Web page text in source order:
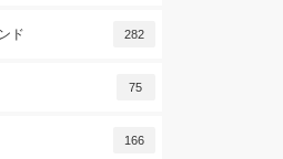
ド 282
75
166